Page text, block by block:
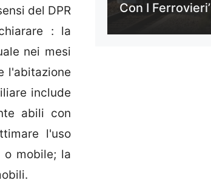
del DPR
: la
nei mesi
l'abitazione
include
abili con
l'uso
mobile; la
Con I Ferrovieri’